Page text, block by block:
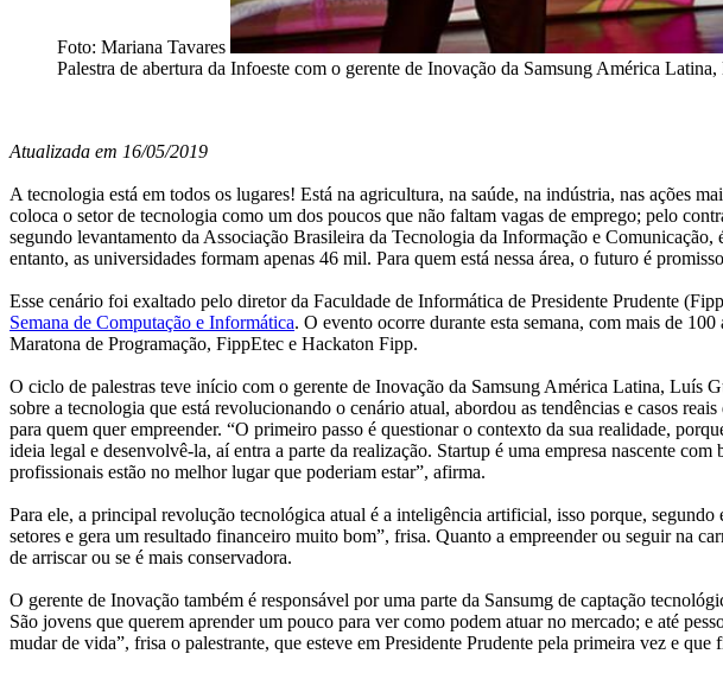
Foto: Mariana Tavares
Palestra de abertura da Infoeste com o gerente de Inovação da Samsung América
Atualizada em 16/05/2019
A tecnologia está em todos os lugares! Está na agricultura, na saúde, na indústria, nas ações
coloca o setor de tecnologia como um dos poucos que não faltam vagas de emprego; pelo
segundo levantamento da Associação Brasileira da Tecnologia da Informação e
entanto, as universidades formam apenas 46 mil. Para quem está nessa área, o futuro é
Esse cenário foi exaltado pelo diretor da Faculdade de Informática de Presidente Prudente
Semana de Computação e Informática. O evento ocorre durante esta semana, com mais de
Maratona de Programação, FippEtec e Hackaton Fipp.
O ciclo de palestras teve início com o gerente de Inovação da Samsung América Latina, Luís
sobre a tecnologia que está revolucionando o cenário atual, abordou as tendências e casos
para quem quer empreender. “O primeiro passo é questionar o contexto da sua realidade,
ideia legal e desenvolvê-la, aí entra a parte da realização. Startup é uma empresa nascente
profissionais estão no melhor lugar que poderiam estar”, afirma.
Para ele, a principal revolução tecnológica atual é a inteligência artificial, isso porque,
setores e gera um resultado financeiro muito bom”, frisa. Quanto a empreender ou seguir na
de arriscar ou se é mais conservadora.
O gerente de Inovação também é responsável por uma parte da Sansumg de captação
São jovens que querem aprender um pouco para ver como podem atuar no mercado; e até
mudar de vida”, frisa o palestrante, que esteve em Presidente Prudente pela primeira vez e